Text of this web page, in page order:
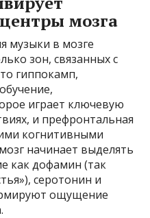
мозга
музыки в мозге
зон, связанных с
гиппокамп,
играет ключевую
и префронтальная
когнитивными
начинает выделять
как дофамин (так
серотонин и
ощущение